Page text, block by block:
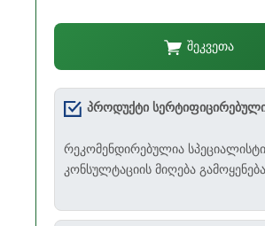
შეკვეთა
პროდუქტი
რეკომენდირებულია
კონსულტაციის მიღება